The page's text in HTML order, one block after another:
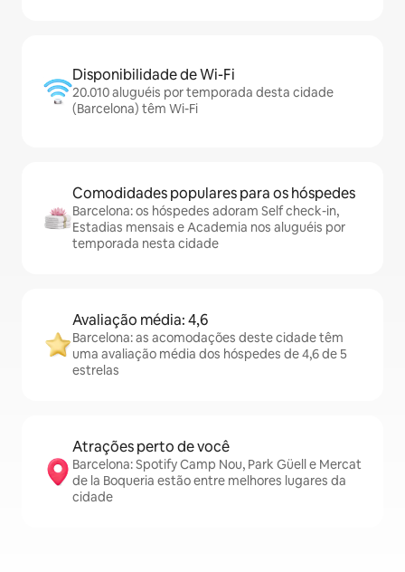
Disponibilidade de Wi-Fi
20.010 aluguéis por temporada desta cidade
(Barcelona) têm Wi-Fi
Comodidades populares para os hóspedes
Barcelona: os hóspedes adoram Self check-in,
Estadias mensais e Academia nos aluguéis por
temporada nesta cidade
Avaliação média: 4,6
Barcelona: as acomodações deste cidade têm
uma avaliação média dos hóspedes de 4,6 de 5
estrelas
Atrações perto de você
Barcelona: Spotify Camp Nou, Park Güell e Mercat
de la Boqueria estão entre melhores lugares da
cidade